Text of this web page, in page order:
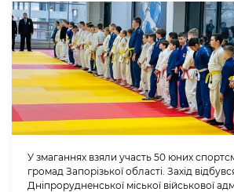
У змаганнях взяли участь 50 юних
громад Запорізької області. Захід
Дніпрорудненської міської військової